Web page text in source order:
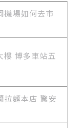
機場如何去市
博多車站五
拉麵本店 驚安